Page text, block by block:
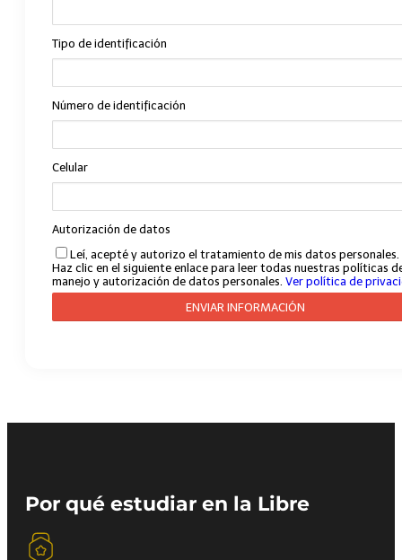
Por qué estudiar en la Libre